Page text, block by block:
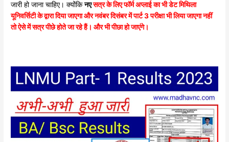
जारी हो जाना चाहिए। क्योंकिनएसत्र के लिए फॉर्म अप्लाई का भी डेट मिथिला
यूनिवर्सिटी के द्वारा दिया जाएगा और नवंबर दिसंबर में पार्ट 3 परीक्षा भी लिया जाएगा नहीं
तो ऐसे में सत्र पीछे होते जा रहे हैं। और भी पीछा हो जाएंगे।